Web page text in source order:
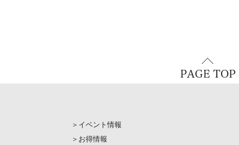
イベント情報
お得情報